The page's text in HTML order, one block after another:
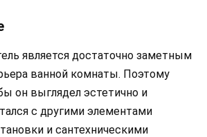
является достаточно заметным
ванной комнаты. Поэтому
он выглядел эстетично и
с другими элементами
и сантехническими